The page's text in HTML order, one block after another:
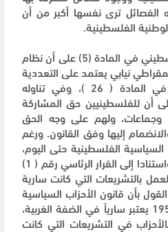
ترى نفسها أكبر من أن
الفلسطينية.
ينص القانون الأساسي الفلسطيني في المادة (5) على أن نظام
نيابي يعتمد على التعددية
السياسية والحزبية، وينص في المادة ( 26 )، وفي تناوله
أن للفلسطينيين حق المشاركة
وجماعات، ولهم على وجه الحق
إليها وفق القانون. ورغم
الفلسطينية حتى اليوم،
إلا أنه من الناحية الواقعية، واستنادا إلى القرار الرئاسي رقم ( 1)
العمل بالتشريعات التي كانت سارية
1967 ، يمكن القول بأن قانون الأحزاب السياسية
الأردني رقم ( 15 ) لسنة 1955 يعتبر سارياً في الضفة الغربية،
في التشريعات التي كانت